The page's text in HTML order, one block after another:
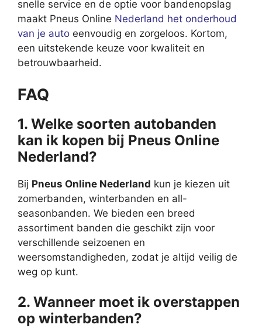
snelle service en de optie voor bandenopslag
maakt Pneus Online Nederland het onderhoud
van je auto eenvoudig en zorgeloos. Kortom,
een uitstekende keuze voor kwaliteit en
betrouwbaarheid.
FAQ
1. Welke soorten autobanden
kan ik kopen bij Pneus Online
Nederland?
Bij Pneus Online Nederland kun je kiezen uit
zomerbanden, winterbanden en all-
seasonbanden. We bieden een breed
assortiment banden die geschikt zijn voor
verschillende seizoenen en
weersomstandigheden, zodat je altijd veilig de
weg op kunt.
2. Wanneer moet ik overstappen
op winterbanden?